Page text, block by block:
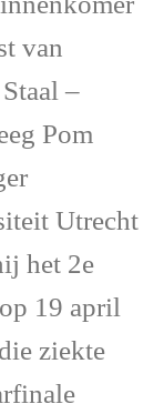
van
–
Pom
Utrecht
het 2e
19 april
ziekte